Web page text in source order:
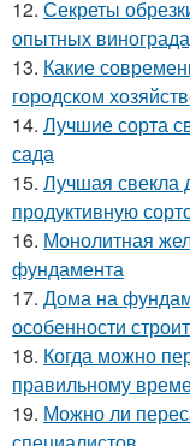
12. Секреты
опытных
13. Какие
городском
14. Лучшие сорта
сада
15. Лучшая свекла
продуктивную
16. Монолитная
фундамента
17. Дома на
особенности
18. Когда можно
правильному
19. Можно ли